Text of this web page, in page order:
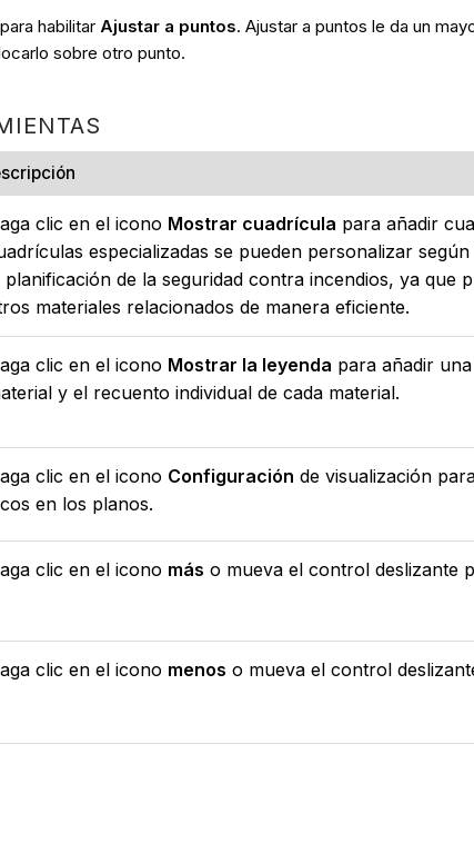
habilitar Ajustar a puntos. Ajustar a puntos le da un
sobre otro punto.
clic en el icono Mostrar cuadrícula para añadir
especializadas se pueden personalizar
planificación de la seguridad contra incendios, ya que
materiales relacionados de manera eficiente.
clic en el icono Mostrar la leyenda para añadir
y el recuento individual de cada material.
clic en el icono Configuración de visualización
en los planos.
clic en el icono más o mueva el control deslizante
clic en el icono menos o mueva el control